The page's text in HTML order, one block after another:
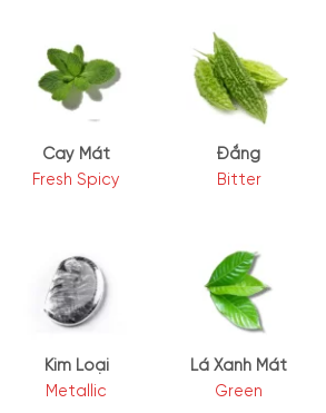
Cay Mát
Fresh Spicy
Đắng
Bitter
Kim Loại
Metallic
Lá Xanh Mát
Green